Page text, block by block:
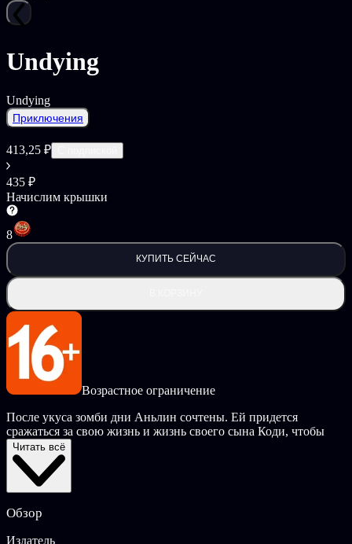
Undying
Undying
Приключения
413,25 ₽
435 ₽
Начислим крышки
8
КУПИТЬ СЕЙЧАС
Возрастное ограничение
После укуса зомби дни Аньлин сочтены. Ей придется
сражаться за свою жизнь и жизнь своего сына Коди, чтобы
выжить. Любой ценой помогите Коди выжить в мире,
захваченном зомби, защитите его и обучите ценным навыкам.
Испытайте судьбу Аньлин в этой эмоциональной игре на
пострадал и смог жить дальше, когда она обратится. Разумно
Читать всё
Обзор
Издатель